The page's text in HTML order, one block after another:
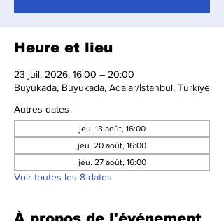
Heure et lieu
23 juil. 2026, 16:00 – 20:00
Büyükada, Büyükada, Adalar/İstanbul, Türkiye
Autres dates
jeu. 13 août, 16:00
jeu. 20 août, 16:00
jeu. 27 août, 16:00
Voir toutes les 8 dates